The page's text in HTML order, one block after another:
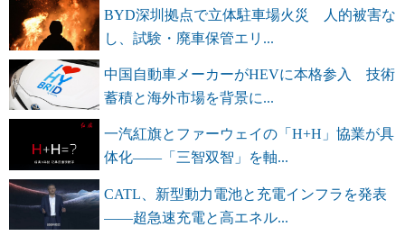
BYD深圳拠点で立体駐車場火災 人的被害な
し、試験・廃車保管エリ...
中国自動車メーカーがHEVに本格参入 技術
蓄積と海外市場を背景に...
一汽紅旗とファーウェイの「H+H」協業が具
体化――「三智双智」を軸...
CATL、新型動力電池と充電インフラを発表
――超急速充電と高エネル...